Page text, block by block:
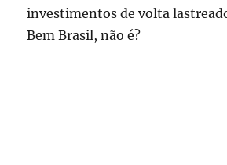
investimentos de volta
Bem Brasil, não é?